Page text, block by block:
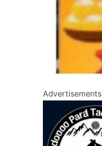
Advertisements